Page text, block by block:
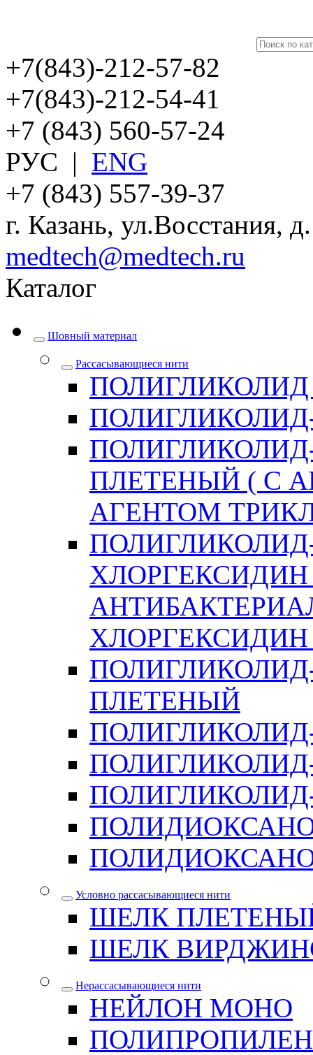
+7(843)-212-57-82
+7(843)-212-54-41
+7 (843) 560-57-24
РУС | ENG
+7 (843) 557-39-37
г. Казань, ул.Восстания,
medtech@medtech.ru
Каталог
Шовный материал
Рассасывающиеся нити
ПЛЕТЕНЫЙ ( С
АГЕНТОМ
ХЛОРГЕКСИДИН
ПЛЕТЕНЫЙ
Условно рассасывающиеся нити
ШЕЛК
ШЕЛК
Нерассасывающиеся нити
НЕЙЛОН МОНО